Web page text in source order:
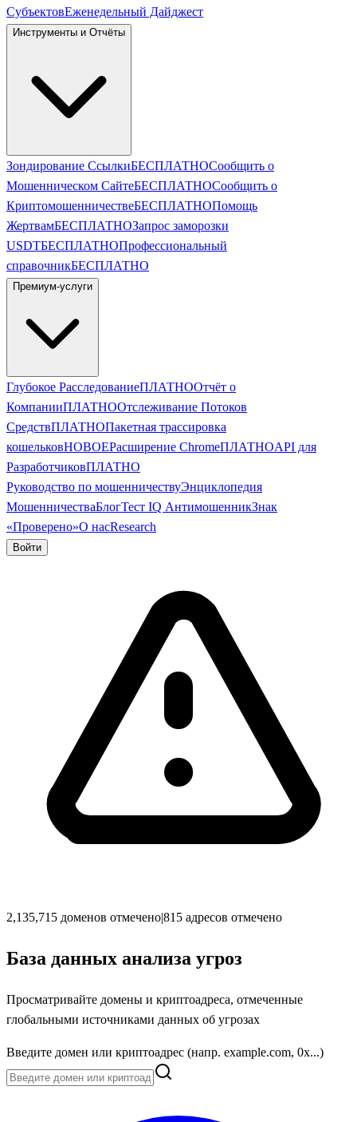
СубъектовЕженедельный Дайджест
Инструменты и Отчёты
Зондирование СсылкиБЕСПЛАТНОСообщить о
Мошенническом СайтеБЕСПЛАТНОСообщить о
КриптомошенничествеБЕСПЛАТНОПомощь
ЖертвамБЕСПЛАТНОЗапрос заморозки
USDTБЕСПЛАТНОПрофессиональный
справочникБЕСПЛАТНО
Премиум-услуги
Глубокое РасследованиеПЛАТНООтчёт о
КомпанииПЛАТНООтслеживание Потоков
СредствПЛАТНОПакетная трассировка
кошельковНОВОЕРасширение ChromeПЛАТНОAPI для
РазработчиковПЛАТНО
Руководство по мошенничествуЭнциклопедия
МошенничестваБлогТест IQ АнтимошенникЗнак
«Проверено»О насResearch
Войти
2,135,715 доменов отмечено|815 адресов отмечено
База данных анализа угроз
Просматривайте домены и криптоадреса, отмеченные
глобальными источниками данных об угрозах
Введите домен или криптоадрес (напр. example.com, 0x...)